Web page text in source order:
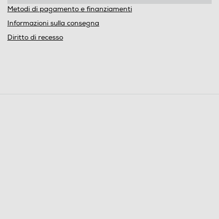
Metodi di pagamento e finanziamenti
Informazioni sulla consegna
Diritto di recesso